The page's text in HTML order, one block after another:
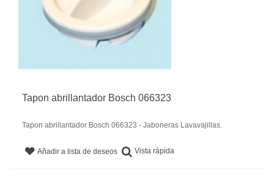
Tapon abrillantador Bosch 066323
Tapon abrillantador Bosch 066323 - Jaboneras Lavavajillas.
Añadir a lista de deseos Vista rápida